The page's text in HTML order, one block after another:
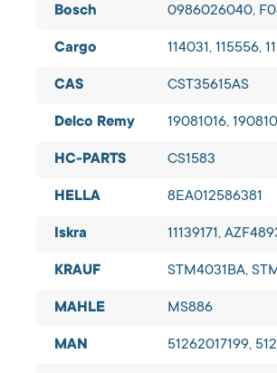
Bosch 0986026040,
Cargo 114031, 115556,
CAS CST35615AS
Delco Remy 19081016,
HC-PARTS CS1583
HELLA 8EA012586381
Iskra 11139171,
KRAUF STM4031BA,
MAHLE MS886
MAN 51262017199,